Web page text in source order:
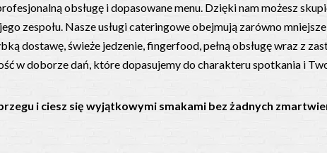
obsługę i dopasowane menu. Dzięki nam możesz
zespołu. Nasze usługi cateringowe obejmują zarówno
dostawę, świeże jedzenie, fingerfood, pełną obsługę wraz z
w doborze dań, które dopasujemy do charakteru spotkania i
i ciesz się wyjątkowymi smakami bez żadnych